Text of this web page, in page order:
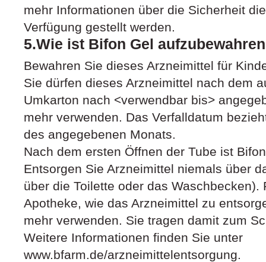
mehr Informationen über die Sicherheit
Verfügung gestellt werden.
5.Wie ist Bifon Gel
Bewahren Sie dieses Arzneimittel für
Sie dürfen dieses Arzneimittel nach dem
Umkarton nach <verwendbar bis>
mehr verwenden. Das Verfalldatum
des angegebenen Monats.
Nach dem ersten Öffnen der Tube ist
Entsorgen Sie Arzneimittel niemals über
über die Toilette oder das Waschbecken).
Apotheke, wie das Arzneimittel zu
mehr verwenden. Sie tragen damit zum
Weitere Informationen finden Sie unter
www.bfarm.de/arzneimittelentsorgung.